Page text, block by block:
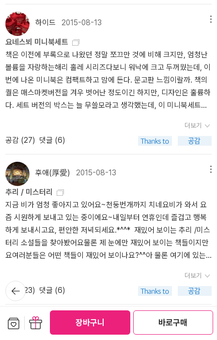
장바구니 바로구매
데, 나는 오늘 엄마의 독서를 읽다가 어렴풋이 알 수 있었다. 내가 불
편해하는 지점을. 엄마의 독서에서 정아은은 남편과 지인 얘기를 한
다. 그들과 나눴던 대화, 그들로부터 받았던 감정을 써놓는거다. 지인
에 대해서라면 영희다 철수다 본명을 얘기하는 건 아니지만, 만약 당
사자들이 책을 봤다면 그것이 자신의 얘기임을 알았을 것이다. 일전
에 [요가매트만큼의 세계]를 읽었을 때도 비슷한 불편함을 느꼈었다.
저자는 나가서 상처받고 온 자신을 위로하기 위해 요가를 하는데, 거
기에 친구들의 이야기가 나왔었다. 그러니까 그 친구들이 만약 이 책
만큼 조심스레 접근하려고 했던 것 같다. 상대에 대한 장점에 대해서
도 언급을 하는걸 보면, 일단 무조건적인 비난을 피하려고 했던 것 같
지만, 그러나 이렇게 많은 사람들에게 읽히는 책에 나오는만큼, 당사
자는 자신의 이름이 실려 있지 않아도 매우 불쾌했을 것 같은 거다. 설
령 장점만 썼다고 해도 그게 마냥 좋기만 할까?글에 그렇게 제멋대로
다른 사람을 끌고 들어오는 일이 영 불편했다. 그렇다면 나는? 나는
여기서 자유로운가?나는 아무에게도 불편함을 주지 않는 글을 썼는
가?글을 쓰다 보면 나 역시 책이나 영화를 보고난 후의 감상을 적기도
하지만 다른 이들과의 대화나 사건에서 종종 가져와 그 때의 느낌을
적기도 한다. 나는 몇년전부터 타인을 글에 들여오는 일이 매우 조심
해야 하는 일이라는 걸 몇몇 일들로 깨달았고, 그래서 나름 신경쓰고
다. 아주 많은 사건과 그로부터 발생되는 느낌들은, 여전히 많은 다른
사람들이 내게 주기 때문이다. 나는 사람과 사람 사이에서 일어났던
일에 대해서 보고 느끼고 생각해서 글을 쓰는데, 나야말로 가장 조심
해야 하지 않는가.몇해전에 친구와 글에 대한 얘기를 나누면서 앞으
로 글을 쓸 때 조심하자, 라고 서로 의견을 교환했었고, 그 뒤로 정말
위한 흥미로운 장치이지만, 그렇지만, 요 네스뵈의 소설을 읽고나면
좀..음... 찜찜한 기분이 드는 것도 사실이다. 진짜 범인을 잡기 위해서
너무 많은 사람들이 죽는 거다. 물론 세상은 잔인하고, 실제로 경찰들
이 범인을 잡는 과정에서 엄한 사람을 잡기도 하고 실수하기도 하고
누군가의 희생이 담보되기도 하겠지만, 그래도, 좀... 그래..... 여하튼
너무 재미있어서 어제도 늦게까지 《데빌스 스타》를 마저 다 읽고 잤
지만, 요 네스뵈의 소설 특징은 내가 등장인물들 중 그 누구도 좋아할
수 없었다는 거다. 그러니까 쉽게 말하자면, 그저 '재미있는 이야기'
였다. 나는 이야기가 재미있는 것만으로는 만족할 수 없는 사람이야.
다른 거좀 줘봐, 더한 것좀 줘봐! 나는 요구가 많은 독자인 것이다.《데
쉬어가기로 했다. 정신없이 오슬로 시리즈 세 권을 내리 읽었더니 독
책은 뭐로 할까 고민하고 있다. 그리고 오슬로 시리즈에 대해 여러가
지 생각을 좀 해본다. 엘렌이 꼭 죽었어야 했을까, 톰 볼레르의 결말도
그다지 마음에 들지 않네, 올레그는 그 어린나이에 트라우마가 생길
것 같은데 괜찮았다고? 베아테는 왜 자신의 생리혈이 아닌 걸 자신의
것인줄 알고 닦았을까..같은 것들. 톰의 집에 가서 소파에 앉았는데 일
어나보니 생리혈이 소파에 묻어있다. 아이고 이를 어째, 나는 아직 날
짜가 아닌데.. 하며 그걸 지우는 베아테를 보니 좀 짜증이 났던게, 보
통 그런 경우-소파에 묻을 정도-라면, 일단 자신의 겉옷부터 들여다
봐야 하는 거 아닌가. 어? 나 생리해? 하고. 그러면 자기가 한 게 아니
라는 걸 알텐데, 소파만 보고 그걸 닦고 앉았다는 게 .... 그리고 며칠
전에 얼룩진 피와 지금 나온 피가 같냐... 실제로 톰은 그게 베아테의
것이 아닌 줄 알고 있고, 그 전에 찾아왔던 다른 여자의 것인 줄도 알
고 있다. 그래서 베아테의 행동을 보고 웃는다. 아 빡침이..신참형사
'베아테 뢴'을 보면서 나는 유명한 팝송 <stupid cupid>를 여러차례
느껴져서 불쾌했거든 다치바나의 책읽는 방식과 그가 읽은 책에 대
한 자랑이 내게는 편협하게 느껴졌다. 맞다. 책을 읽을때 왼쪽 위에서
오른쪽 아래로 대각선 방향으로 걸리는 단어를 중심으로 읽어도 된
다. 그런대 그렇게 포식하듯이 확장한 지식이 도대체 어디에, 어떻게
쓸모가 있다는 걸까. 레이먼드 챈들러를 읽을때 나는 천천히 읽는
다. 단어와 문장을 읽을 뿐 아니라 문장 사이의 행간에 어떤때는 안개
가 차갑고 어떤때는 햇살이 반짝인다. 친구를 만날때 효용성을 중심
으로 만나지는 않는다. 인연이 된다면 공감하고 지지하고, 끌리고, 코
드가 맞고, 눈빛이 마음에 들어서 친구를 만나듯이 책을 읽는 사람에
지는 않는다. 효율적으로 씌어진 문장이 매력적일 때도 많다. 심농
의 문장은 헤밍웨이를 닮았다. 짧고 경제적인 기자들의 문장 그렇
지만 건조하지도, 지루하지도 않다. 효율적인 문장에 감성은 오히려
뜨겁다. 최근의 작가들에게서는 볼수없는 적당한 중편이 더욱 천
천히 단어를 입안에서 굴리면서 맛보게 한다. 챈들러의 충실한 후
계자 코넬리를 읽을때는 소름이 끼칠때가 있고 마이클 코넬리를 모르
고 죽었더라면 얼마나 억울했겠는가. 에드 맥베인의 문장과 캐릭터
는 최고다. 다음 87분서가 언제 번역되어 출간될 것인지 목 빠지게
기다린다. 시간과 공간을 넘어 공감하는 재미를 뒤로하고 책을 읽
으며 어떤 효율이 더 있어야 하는 걸까. 다치바나의 깔
끔하게 경제적인 독서론을 읽은후 리뷰를 쓰지 않은채
언제든 한마디 해주어야겠다, 생각하다가
데빌스 스타를 너무너무 맛있게
넋이 나갈정도로 정신없이 후루룩 읽고 나니
다치바나가 나의 벗들을 손가락질하며 흉본듯이
억울한 마음이 들어서, 아마도 다치바나를 읽은
지 10년은 된것같은대, 아직도 마음에 남아 마치 콘메어 벨트에서
하이드 2015-08-13
요네스뵈 미니북세트
책은 이전에 부록으로 나왔던 정말 쪼끄만 것에 비해 크지만, 엄청난
볼륨을 자랑하는해리 홀레 시리즈다보니 워낙에 크고 두꺼웠는데, 이
번에 나온 미니북은 컴팩트하고 맘에 든다. 문고판 느낌이랄까. 책의
퀄은 매스마켓버전을 겨우 벗어난 정도이긴 하지만, 디자인은 훌륭하
다. 세트 버전의 박스는 늘 무쓸모라고 생각했는데, 이 미니북세트는
기로 채우면 더더욱 업그레이드 된 세트가 되지 않을까싶다.
더보기
공감 (27) 댓글 (6)
후애(厚愛) 2015-08-13
추리 / 미스터리
지금 비가 엄청 좋아지고 있어요~천둥번개까지 치네요비가 와서 요
즘 시원하게 보내고 있는 중이에요~내일부터 연휴인데 즐겁고 행복
하게 보내시고요, 편안한 저녁되세요.*^^* 재밌어 보이는 추리 /미스
터리 소설들을 찾아봤어요물론 제 눈에만 재밌어 보이는 책들이지만
요여러분들은 어떤 책들이 재밌어 보이나요?^^아 물론 여기에 있는
터가 눈길을 사로잡네요<늘 그대를 사랑했습니다> 이 책은 표지와
제목이 끌리고 마음에 들어요 제목이든 표지이든 제 눈에는 다 재밌
어 보입니다.^^ 덧) 거실 바닥에 고무지렁이가 널려 있어요 흐흐흐낚
시용 지렁이를 사 가지고 와서는 다음 낚시 갈 준비를 하고 있는 옆지
기에요거실 바닥에 있는 고무지렁이를 보다가 몇 번 비명을 질렀네
더보기
공감 ( 23) 댓글 (6)
베쯔 2015-06-09
뒤로가
기